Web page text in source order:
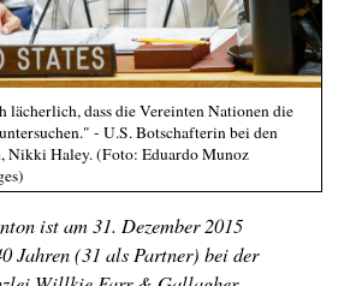
lächerlich, dass die Vereinten Nationen die
- U.S. Botschafterin bei den
Nikki Haley. (Foto: Eduardo Munoz
ist am 31. Dezember 2015
Jahren (31 als Partner) bei der